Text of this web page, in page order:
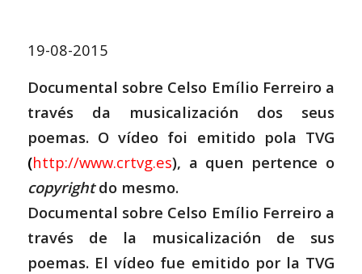
19-08-2015
Documental sobre Celso Emílio Ferreiro a
través da musicalización dos seus
poemas. O vídeo foi emitido pola TVG
(http://www.crtvg.es), a quen pertence o
copyrightdo mesmo.
Documental sobre Celso Emílio Ferreiro a
través de la musicalización de sus
poemas. El vídeo fue emitido por la TVG